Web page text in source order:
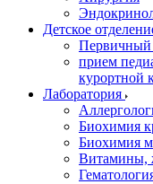
Детское
Первичный
прием
курортной
Лаборатория
Биохимия
Биохимия
Витамины,